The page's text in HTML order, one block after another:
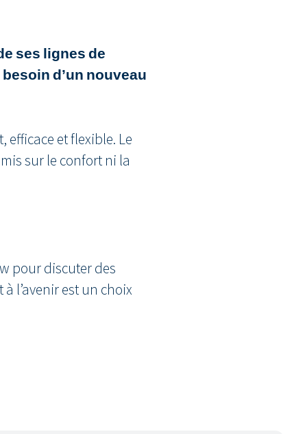
ses lignes de
d’un nouveau
et flexible. Le
sur le confort ni la
pour discuter des
l’avenir est un choix